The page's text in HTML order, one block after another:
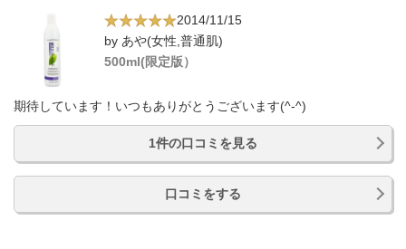
2014/11/15
by あや(女性,普通肌)
500ml(限定版）
期待しています！いつもありがとうございます(^-^)
1件の口コミを見る
口コミをする